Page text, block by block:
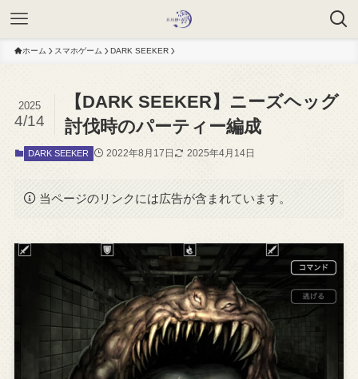
ホーム スマホゲーム DARK SEEKER
【DARK SEEKER】ニーズヘッグ
討伐時のパーティー編成
2025
4/14
DARK SEEKER 2022年8月17日 2025年4月14日
当ページのリンクには広告が含まれています。